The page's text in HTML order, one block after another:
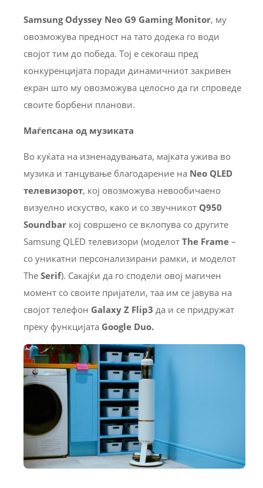
Samsung Odyssey Neo G9 Gaming Monitor, му
овозможува предност на тато додека го води
својот тим до победа. Тој е секогаш пред
конкуренцијата поради динамичниот закривен
екран што му овозможува целосно да ги спроведе
своите борбени планови.
Маѓепсана од музиката
Во куќата на изненадувањата, мајката ужива во
музика и танцување благодарение на Neo QLED
телевизорот, кој овозможува невообичаено
визуелно искуство, како и со звучникот Q950
Soundbar кој совршено се вклопува со другите
Samsung QLED телевизори (моделот The Frame –
со уникатни персонализирани рамки, и моделот
The Serif). Сакајќи да го сподели овој магичен
момент со своите пријатели, таа им се јавува на
својот телефон Galaxy Z Flip3 да и се придружат
преку функцијата Google Duo.